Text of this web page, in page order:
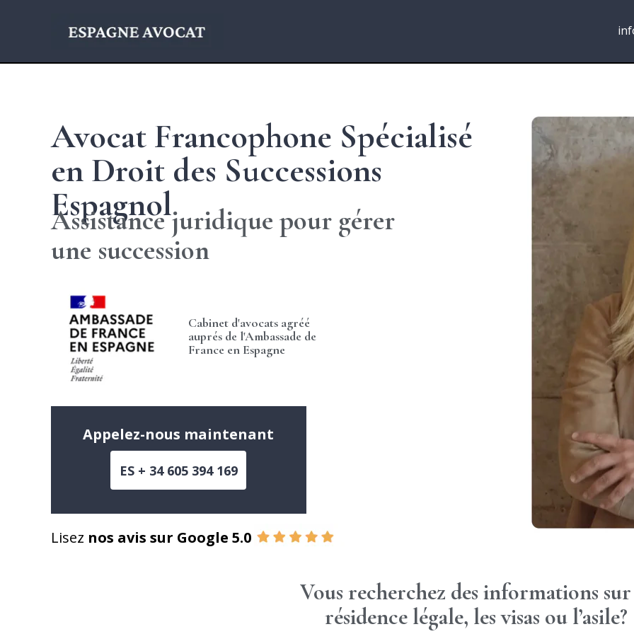
Avocat Francophone Spécialisé
en Droit des Successions
Espagnol
Assistance juridique pour gérer
une succession
Appelez-nous maintenant
ES + 34 605 394 169
Cabinet d'avocats agréé
auprés de l'Ambassade de
France en Espagne
Lisez nos avis sur Google 5.0
Vous recherchez des informations
résidence légale, les visas ou l’asile?